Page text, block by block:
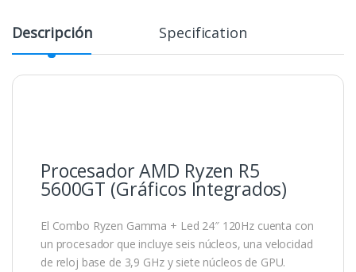
Descripción Specification
Procesador AMD Ryzen R5
5600GT (Gráficos Integrados)
El Combo Ryzen Gamma + Led 24″ 120Hz cuenta con
un procesador que incluye seis núcleos, una velocidad
de reloj base de 3,9 GHz y siete núcleos de GPU.